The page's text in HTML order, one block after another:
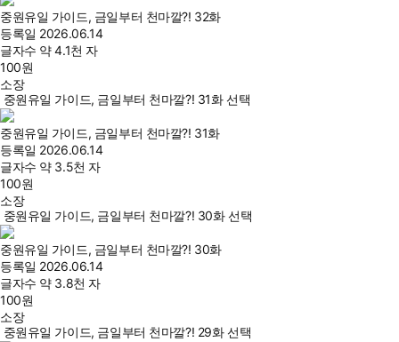
중원유일 가이드, 금일부터 천마깔?! 32화
등록일 2026.06.14
글자수 약 4.1천 자
100원
소장
중원유일 가이드, 금일부터 천마깔?! 31화 선택
중원유일 가이드, 금일부터 천마깔?! 31화
등록일 2026.06.14
글자수 약 3.5천 자
100원
소장
중원유일 가이드, 금일부터 천마깔?! 30화 선택
중원유일 가이드, 금일부터 천마깔?! 30화
등록일 2026.06.14
글자수 약 3.8천 자
100원
소장
중원유일 가이드, 금일부터 천마깔?! 29화 선택